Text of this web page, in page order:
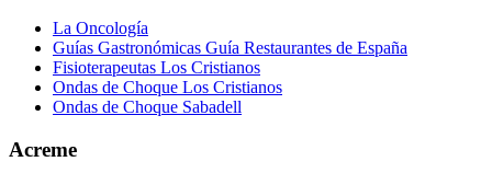
La Oncología
Guías Gastronómicas Guía Restaurantes de España
Fisioterapeutas Los Cristianos
Ondas de Choque Los Cristianos
Ondas de Choque Sabadell
Acreme